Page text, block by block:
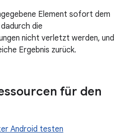
Element sofort dem
die
nicht verletzt werden, und
Ergebnis zurück.
für den
Android testen